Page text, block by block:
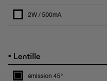
2W / 500mA
• Lentille
émission 45°